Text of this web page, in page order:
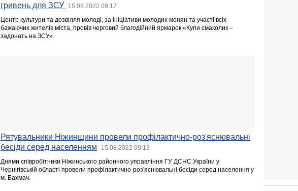
гривень для ЗСУ
15.08.2022 09:17
Центр культури та дозвілля молоді, за ініціативи молодих менян та участі всіх
бажаючих жителів міста, провів черговий благодійний ярмарок «Купи смаколик –
задонать на ЗСУ»
Рятувальники Ніжинщини провели профілактично-роз'яснювальні
бесіди серед населенням
15.08.2022 09:13
Днями співробітники Ніжинського районного управління ГУ ДСНС України у
Чернігівській області провели профілактично-роз'яснювальні бесіди серед населення у
м. Бахмач.